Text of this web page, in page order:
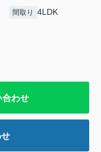
間取り 4LDK
合わせ